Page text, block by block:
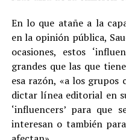
En lo que atañe a la
en la opinión pública,
ocasiones, estos
grandes que las que
esa razón, «a los grupos
dictar línea editorial en
‘influencers’ para que
interesan o también